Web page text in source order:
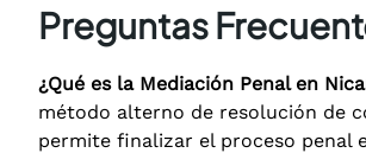
Preguntas
¿Qué es la Mediación Penal en
método alterno de resolución de
permite finalizar el proceso penal